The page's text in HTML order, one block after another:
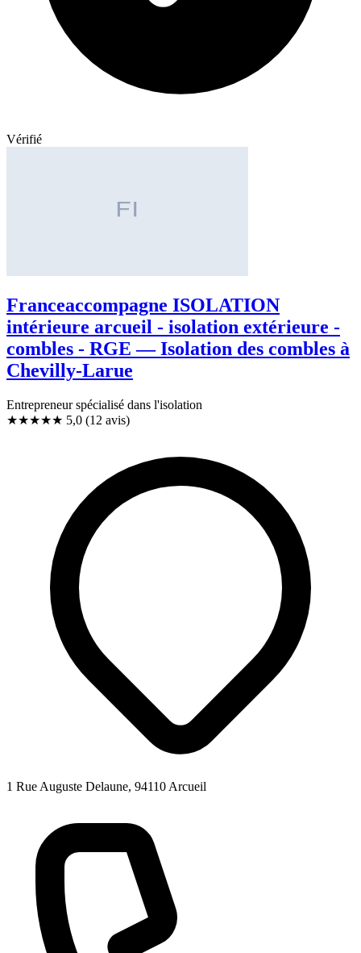
Vérifié
Franceaccompagne ISOLATION
intérieure arcueil - isolation extérieure -
combles - RGE — Isolation des combles à
Chevilly-Larue
Entrepreneur spécialisé dans l'isolation
★★★★★ 5,0 (12 avis)
1 Rue Auguste Delaune, 94110 Arcueil